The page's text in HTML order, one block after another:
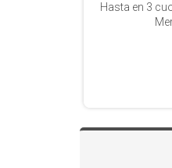
Hasta en 3